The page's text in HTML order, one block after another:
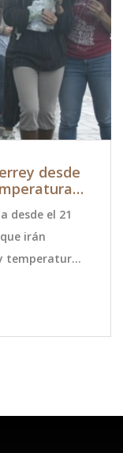
desde
desde el 21
irán
temperaturas
preparados